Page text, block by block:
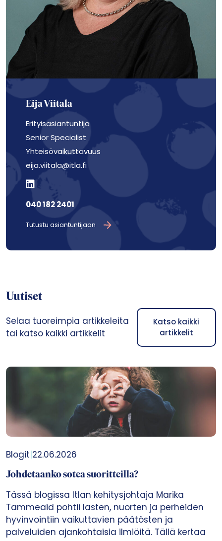
Eija Viitala
Erityisasiantuntija
Senior Specialist
Yhteisövaikuttavuus
eija.viitala@itla.fi
040 182 2401
Tutustu asiantuntijaan
Uutiset
Selaa tuoreimpia artikkeleita
tai katso kaikki artikkelit
Katso kaikki
artikkelit
Blogit|22.06.2026
Johdetaanko sotea suoritteilla?
Tässä blogissa Itlan kehitysjohtaja Marika
Tammeaid pohtii lasten, nuorten ja perheiden
hyvinvointiin vaikuttavien päätösten ja
palveluiden ajankohtaisia ilmiöitä. Tällä kertaa